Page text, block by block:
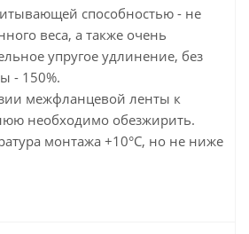
способностью - не
веса, а также очень
упругое удлинение, без
- 150%.
межфланцевой ленты к
необходимо обезжирить.
монтажа +10°C, но не ниже